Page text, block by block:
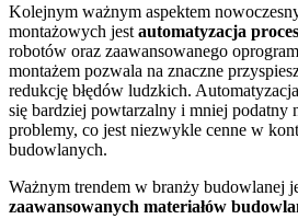
Kolejnym ważnym aspektem
montażowych jest automatyzacja
robotów oraz zaawansowanego
montażem pozwala na znaczne
redukcję błędów ludzkich.
się bardziej powtarzalny i mniej podatny
problemy, co jest niezwykle cenne w
budowlanych.
Ważnym trendem w branży budowlanej
zaawansowanych materiałów